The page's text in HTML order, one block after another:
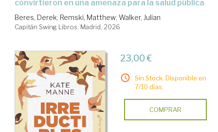
convirtieron en una amenaza para la salud pública
Beres, Derek; Remski, Matthew; Walker, Julian
Capitán Swing Libros. Madrid, 2026
23,00 €
Sin Stock. Disponible en
7/10 días.
COMPRAR